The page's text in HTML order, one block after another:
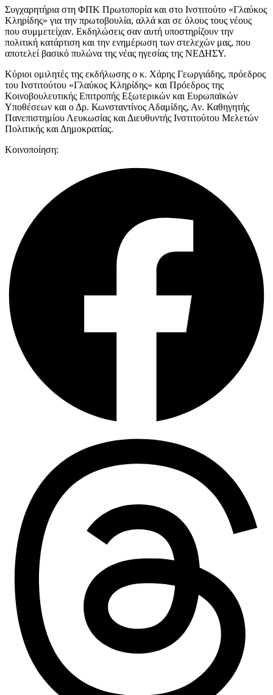
Συγχαρητήρια στη ΦΠΚ Πρωτοπορία και στο Ινστιτούτο «Γλαύκος
Κληρίδης» για την πρωτοβουλία, αλλά και σε όλους τους νέους
που συμμετείχαν. Εκδηλώσεις σαν αυτή υποστηρίζουν την
πολιτική κατάρτιση και την ενημέρωση των στελεχών μας, που
αποτελεί βασικό πυλώνα της νέας ηγεσίας της ΝΕΔΗΣΥ.
Κύριοι ομιλητές της εκδήλωσης ο κ. Χάρης Γεωργιάδης, πρόεδρος
του Ινστιτούτου «Γλαύκος Κληρίδης» και Πρόεδρος της
Κοινοβουλευτικής Επιτροπής Εξωτερικών και Ευρωπαϊκών
Υποθέσεων και ο Δρ. Κωνσταντίνος Αδαμίδης, Αν. Καθηγητής
Πανεπιστημίου Λευκωσίας και Διευθυντής Ινστιτούτου Μελετών
Πολιτικής και Δημοκρατίας.
Κοινοποίηση: